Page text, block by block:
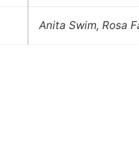
Anita Swim, Rosa